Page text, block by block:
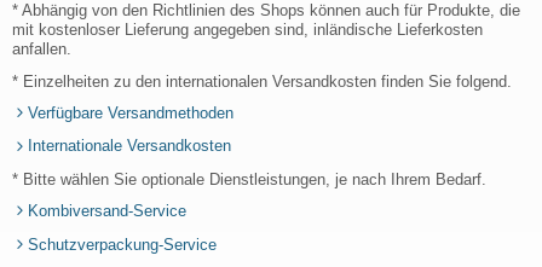
* Abhängig von den Richtlinien des Shops können auch für Produkte, die
mit kostenloser Lieferung angegeben sind, inländische Lieferkosten
anfallen.
* Einzelheiten zu den internationalen Versandkosten finden Sie folgend.
Verfügbare Versandmethoden
Internationale Versandkosten
* Bitte wählen Sie optionale Dienstleistungen, je nach Ihrem Bedarf.
Kombiversand-Service
Schutzverpackung-Service